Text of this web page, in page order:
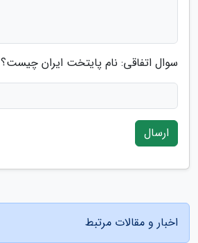
سوال اتفاقی: نام پایتخت ایران چیست؟
ارسال
اخبار و مقالات مرتبط